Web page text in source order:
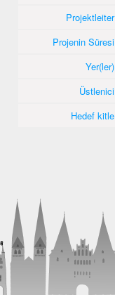
Projektleiter
Projenin Süresi
Yer(ler)
Üstlenici
Hedef kitle